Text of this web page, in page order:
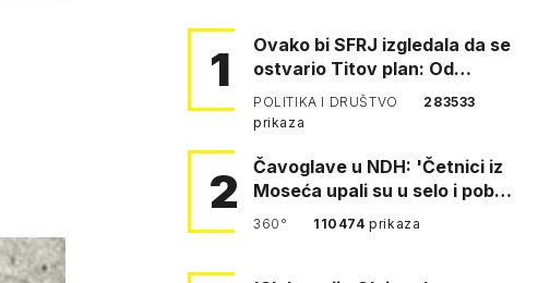
1
Ovako bi SFRJ izgledala da se
ostvario Titov plan: Od
Klagenfurta do Istanbula!
POLITIKA I DRUŠTVO
283533
prikaza
2
Čavoglave u NDH: 'Četnici iz
Moseća upali su u selo i pobili
obitelj Perković'
360° 110474prikaza